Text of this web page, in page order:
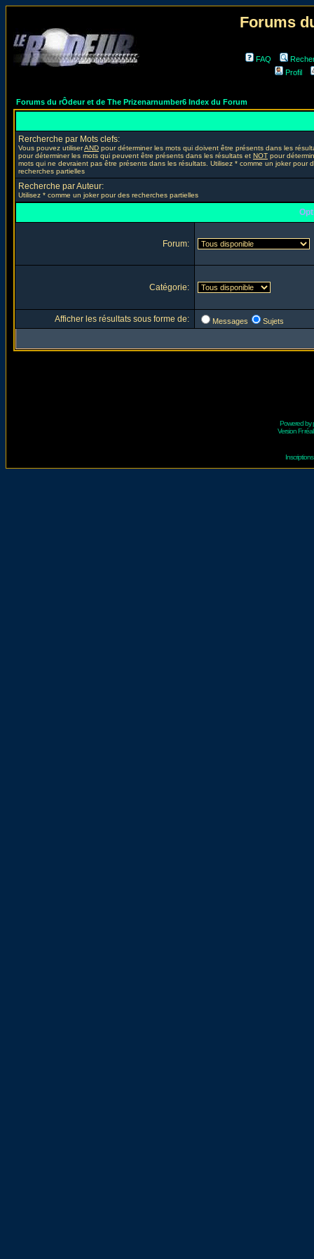
Forums
FAQ
Profil
Forums du rÔdeur et de The Prizenarnumber6 Index du Forum
Rercherche par Mots clefs:
Vous pouvez utiliserAND pour déterminer les mots qui doivent être présents dans les
pour déterminer les mots qui peuvent être présents dans les résultats et NOT pour
mots qui ne devraient pas être présents dans les résultats. Utilisez * comme un joker pour
recherches partielles
Recherche par Auteur:
Utilisez * comme un joker pour des recherches partielles
Forum:
Catégorie:
Afficher les résultats sous forme de: Messages Sujets
Powered by
Version Fr